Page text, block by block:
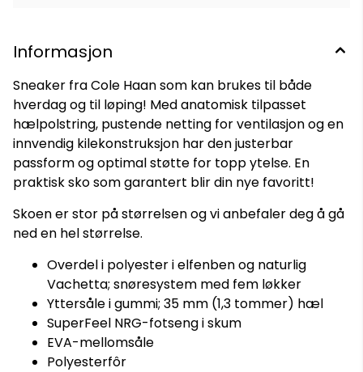
Informasjon
Sneaker fra Cole Haan som kan brukes til både
hverdag og til løping! Med anatomisk tilpasset
hælpolstring, pustende netting for ventilasjon og en
innvendig kilekonstruksjon har den justerbar
passform og optimal støtte for topp ytelse. En
praktisk sko som garantert blir din nye favoritt!
Skoen er stor på størrelsen og vi anbefaler deg å gå
ned en hel størrelse.
Overdel i polyester i elfenben og naturlig
Vachetta; snøresystem med fem løkker
Yttersåle i gummi; 35 mm (1,3 tommer) hæl
SuperFeel NRG-fotseng i skum
EVA-mellomsåle
Polyesterfôr